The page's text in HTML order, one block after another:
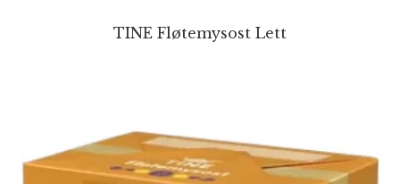
TINE Fløtemysost Lett